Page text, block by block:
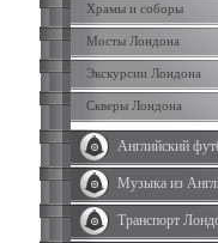
Храмы и соборы
Мосты Лондона
Экскурсии Лондона
Скверы Лондона
Английский
Музыка из
Транспорт